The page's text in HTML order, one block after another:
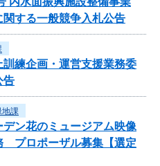
する一般競争入札公告
練企画・運営支援業務委
告
地課
ン花のミュージアム映像
プロポーザル募集【選定